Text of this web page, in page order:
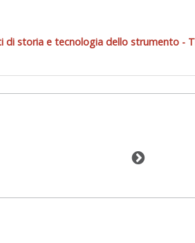
di storia e tecnologia dello strumento -